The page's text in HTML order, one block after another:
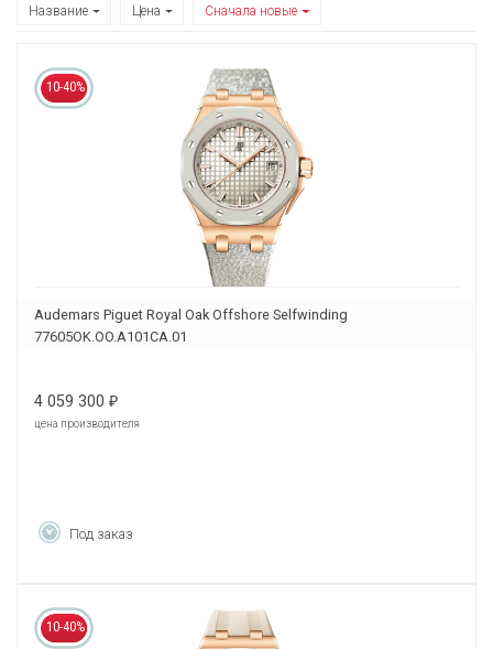
Название Цена Сначала новые
10-40%
Audemars Piguet Royal Oak Offshore Selfwinding
77605OK.OO.A101CA.01
4 059 300 ₽
цена производителя
Под заказ
10-40%